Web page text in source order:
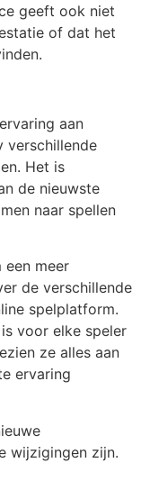
geeft ook niet
of dat het
aan
verschillende
Het is
de nieuwste
naar spellen
meer
de verschillende
spelplatform.
voor elke speler
ze alles aan
ervaring
wijzigingen zijn.